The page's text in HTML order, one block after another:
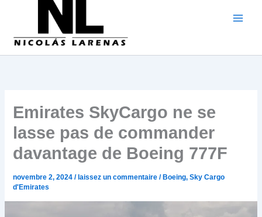
Emirates SkyCargo ne se
lasse pas de commander
davantage de Boeing 777F
novembre 2, 2024/ laissez un commentaire / Boeing,Sky Cargo
d'Emirates